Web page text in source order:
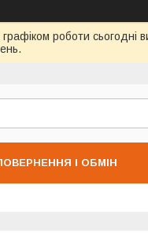
роботи
І ОБМІН